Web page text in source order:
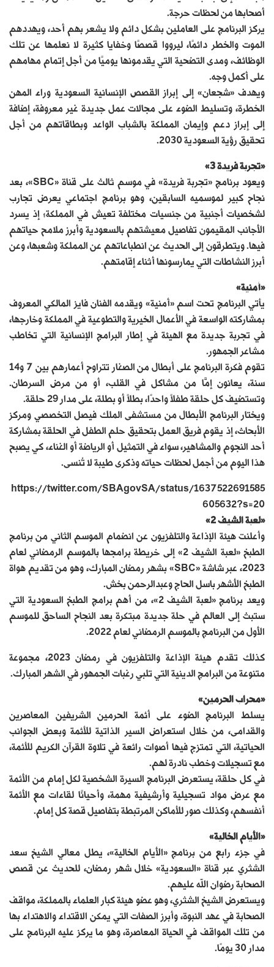
أصحابها من لحظات حرجة.
يركز البرنامج على العاملين بشكل دائم ولا يشعر بهم أحد، ويهددهم
الموت والخطر دائمًا، ليرووا قصصًا وخفايا كثيرة لا نعلمها عن تلك
الوظائف، ومدى التضحية التي يقدمونها يوميًا من أجل إتمام مهامهم
على أكمل وجه.
ويهدف «شجعان» إلى إبراز القصص الإنسانية السعودية وراء المهن
الخطرة، وتسليط الضوء على مجالات عمل جديدة غير معروفة، إضافة
إلى إبراز دعم وإيمان المملكة بالشباب الواعد وبطاقاتهم من أجل
تحقيق رؤية السعودية 2030.
«تجربة فريدة 3»
ويعود برنامج «تجربة فريدة» في موسم ثالث على قناة «SBC»، بعد
نجاح كبير لموسميه السابقين، وهو برنامج اجتماعي يعرض تجارب
لشخصيات أجنبية من جنسيات مختلفة تعيش في المملكة؛ إذ يسرد
الأجانب المقيمون تفاصيل معيشتهم بالسعودية وأبرز ملامح حياتهم
فيها. ويتطرقون إلى الحديث عن انطباعاتهم عن المملكة وشعبها، وعن
أبرز النشاطات التي يمارسونها أثناء إقامتهم.
«أمنية»
يأتي البرنامج تحت اسم «أمنية» ويقدمه الفنان فايز المالكي المعروف
بمشاركته الواسعة في الأعمال الخيرية والتطوعية في المملكة وخارجها،
في تجربة جديدة مع الهيئة في إطار البرامج الإنسانية التي تخاطب
مشاعر الجمهور.
تقوم فكرة البرنامج على أبطال من الصغار تتراوح أعمارهم بين 7 و14
سنة، يعانون إمَّا من مشاكل في القلب، أو من مرض السرطان.
وتستضيف كل حلقة طفلاً واحدًا، بطلاً أو بطلة، على مدار 29 حلقة.
ويختار البرنامج الأبطال من مستشفى الملك فيصل التخصصي ومركز
الأبحاث، إذ يقوم فريق العمل بتحقيق حلم الطفل في الحلقة بمشاركة
أحد النجوم والمشاهير، سواء في التمثيل أو الرياضة أو الغناء، كي يصبح
هذا اليوم من أجمل لحظات حياته وذكرى طيبة لا تُنسى.
https://twitter.com/SBAgovSA/status/1637522691585
605632?s=20
«لعبة الشيف 2»
وأعلنت هيئة الإذاعة والتلفزيون عن انضمام الموسم الثاني من برنامج
الطبخ «لعبة الشيف 2» إلى خريطة برامجها بالموسم الرمضاني لعام
2023، عبر شاشة «SBC» بشهر رمضان المبارك، وهو من تقديم هواة
الطبخ الأشهر باسل الحاج وعبدالرحمن بخش.
ويعد برنامج «لعبة الشيف 2»، من أهم برامج الطبخ السعودية التي
ستبث إلى العالم في حلة جديدة مبتكرة بعد النجاح الساحق للموسم
الأول من البرنامج بالموسم الرمضاني لعام 2022.
كذلك تقدم هيئة الإذاعة والتلفزيون في رمضان 2023، مجموعة
متنوعة من البرامج الدينية التي تلبي رغبات الجمهور في الشهر المبارك.
«محراب الحرمين»
يسلط البرنامج الضوء على أئمة الحرمين الشريفين المعاصرين
والقدامى، من خلال استعراض السير الذاتية للأئمة وبعض الجوانب
الحياتية، التي تمتزج فيها أصوات رائعة في تلاوة القرآن الكريم للأئمة،
مع تسجيلات وخطب نادرة لهم.
في كل حلقة، يستعرض البرنامج السيرة الشخصية لكل إمام من الأئمة
مع عرض مواد تسجيلية وأرشيفية مهمة، وأحيانًا لقاءات مع الأئمة
أنفسهم، وكذلك صور للأماكن المرتبطة بتفاصيل قصة كل إمام.
«الأيام الخالية»
في جزء رابع من برنامج «الأيام الخالية»، يطل معالي الشيخ سعد
الشثري عبر قناة «السعودية» خلال شهر رمضان، للحديث عن قصص
الصحابة رضوان الله عليهم.
ويستعرض الشيخ الشثري، وهو عضو هيئة كبار العلماء بالمملكة، مواقف
الصحابة في عهد النبوة، وأبرز الصفات التي يمكن الاقتداء والاهتداء بها
من تلك المواقف في الحياة المعاصرة، وهو ما يركز عليه البرنامج على
مدار 30 يومًا.